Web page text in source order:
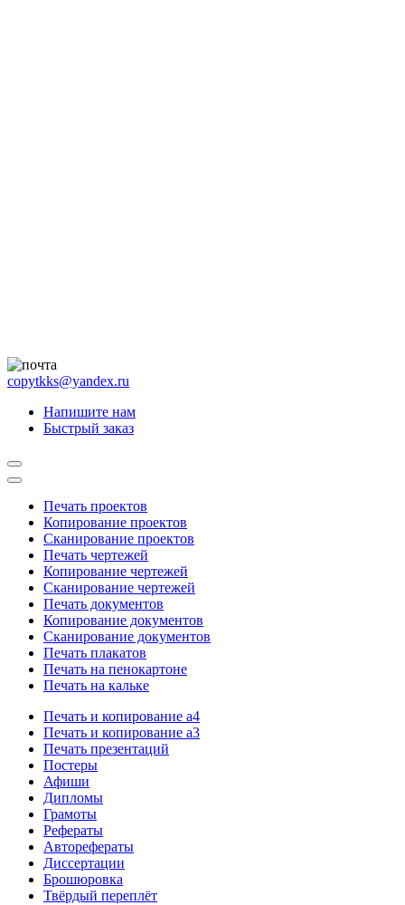
copytkks@yandex.ru
Напишите нам
Быстрый заказ
Печать проектов
Копирование проектов
Сканирование проектов
Печать чертежей
Копирование чертежей
Сканирование чертежей
Печать документов
Копирование документов
Сканирование документов
Печать плакатов
Печать на пенокартоне
Печать на кальке
Печать и копирование а4
Печать и копирование а3
Печать презентаций
Постеры
Афиши
Дипломы
Грамоты
Рефераты
Авторефераты
Диссертации
Брошюровка
Твёрдый переплёт